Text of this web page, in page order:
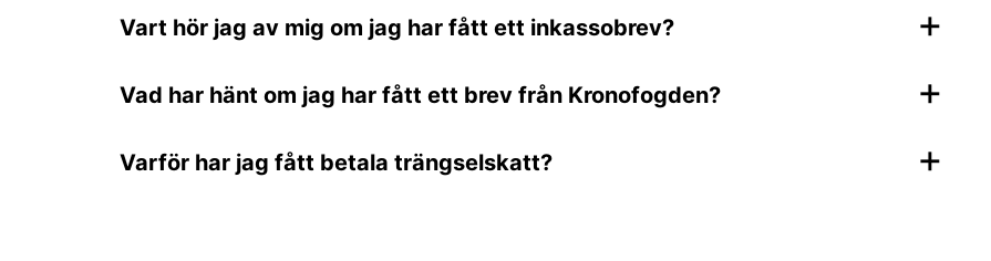
Vart hör jag av mig om jag har fått ett inkassobrev? +
Vad har hänt om jag har fått ett brev från Kronofogden? +
Varför har jag fått betala trängselskatt? +